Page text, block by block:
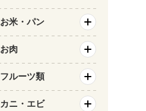
お米・パン
お肉
フルーツ類
カニ・エビ